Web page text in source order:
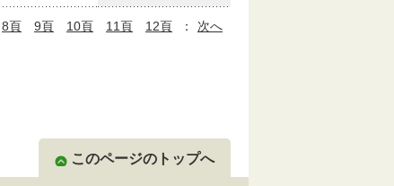
8頁 9頁 10頁 11頁 12頁 ：
次へ
このページのトップへ